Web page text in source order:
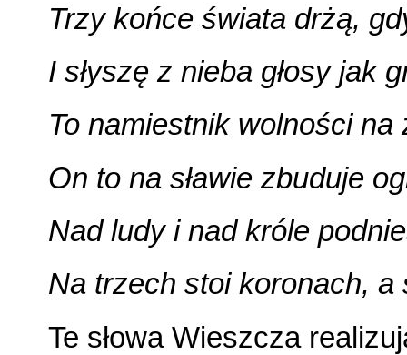
Trzy końce świata drżą,
I słyszę z nieba głosy jak
To namiestnik wolności na
On to na sławie zbuduje
Nad ludy i nad króle
Na trzech stoi koronach, a
Te słowa Wieszcza